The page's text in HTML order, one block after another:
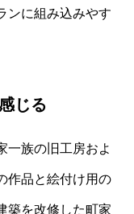
ンに組み込みやす
じる
一族の旧工房およ
作品と絵付け用の
築を改修した町家